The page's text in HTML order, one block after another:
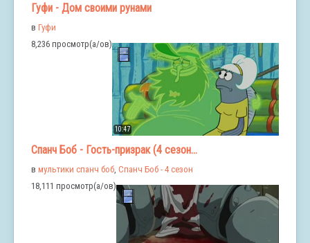
Гуфи - Дом своими рунами
в Гуфи
8,236 просмотр(а/ов)
10:47
Спанч Боб - Гость-призрак (4 сезон...
в мультики спанч боб, Спанч Боб - 4 сезон
18,111 просмотр(а/ов)